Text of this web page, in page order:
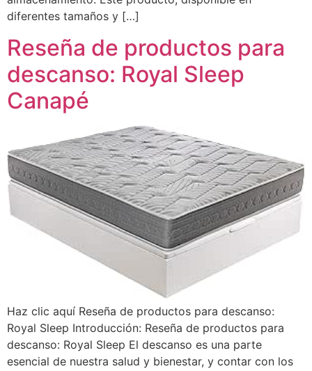
diferentes tamaños y […]
Reseña de productos para
descanso: Royal Sleep
Canapé
Haz clic aquí Reseña de productos para descanso:
Royal Sleep Introducción: Reseña de productos para
descanso: Royal Sleep El descanso es una parte
esencial de nuestra salud y bienestar, y contar con los